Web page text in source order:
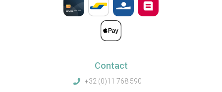
Contact
+32 (0)11 768 590